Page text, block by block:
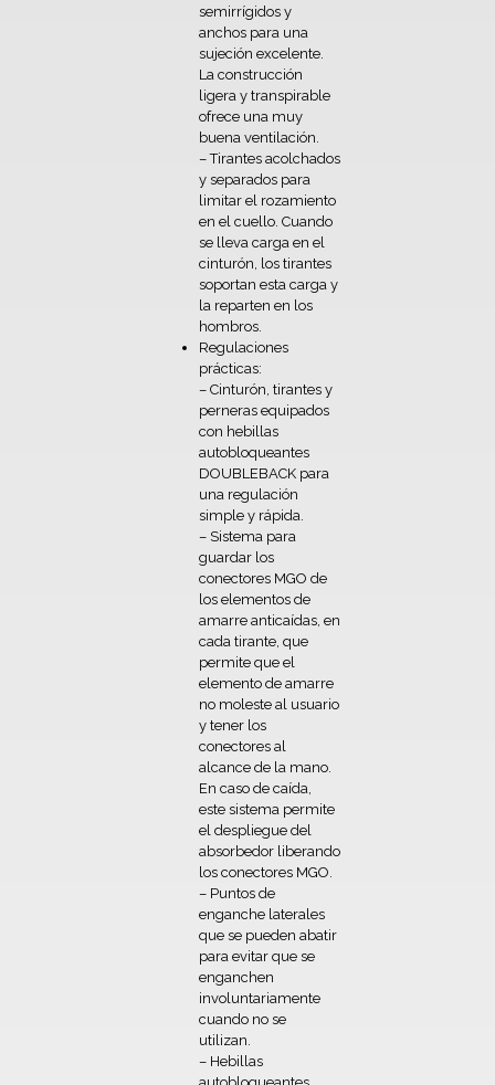
semirrígidos y
anchos para una
sujeción excelente.
La construcción
ligera y transpirable
ofrece una muy
buena ventilación.
– Tirantes acolchados
y separados para
limitar el rozamiento
en el cuello. Cuando
se lleva carga en el
cinturón, los tirantes
soportan esta carga y
la reparten en los
hombros.
Regulaciones
prácticas:
– Cinturón, tirantes y
perneras equipados
con hebillas
autobloqueantes
DOUBLEBACK para
una regulación
simple y rápida.
– Sistema para
guardar los
conectores MGO de
los elementos de
amarre anticaídas, en
cada tirante, que
permite que el
elemento de amarre
no moleste al usuario
y tener los
conectores al
alcance de la mano.
En caso de caída,
este sistema permite
el despliegue del
absorbedor liberando
los conectores MGO.
– Puntos de
enganche laterales
que se pueden abatir
para evitar que se
enganchen
involuntariamente
cuando no se
utilizan.
– Hebillas